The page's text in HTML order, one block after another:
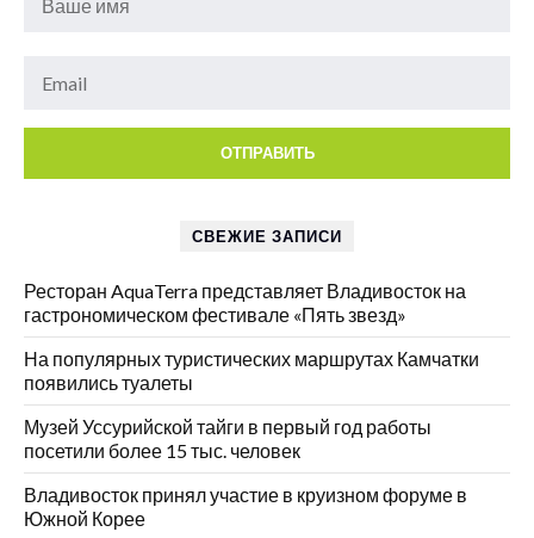
СВЕЖИЕ ЗАПИСИ
Ресторан AquaTerra представляет Владивосток на
гастрономическом фестивале «Пять звезд»
На популярных туристических маршрутах Камчатки
появились туалеты
Музей Уссурийской тайги в первый год работы
посетили более 15 тыс. человек
Владивосток принял участие в круизном форуме в
Южной Корее